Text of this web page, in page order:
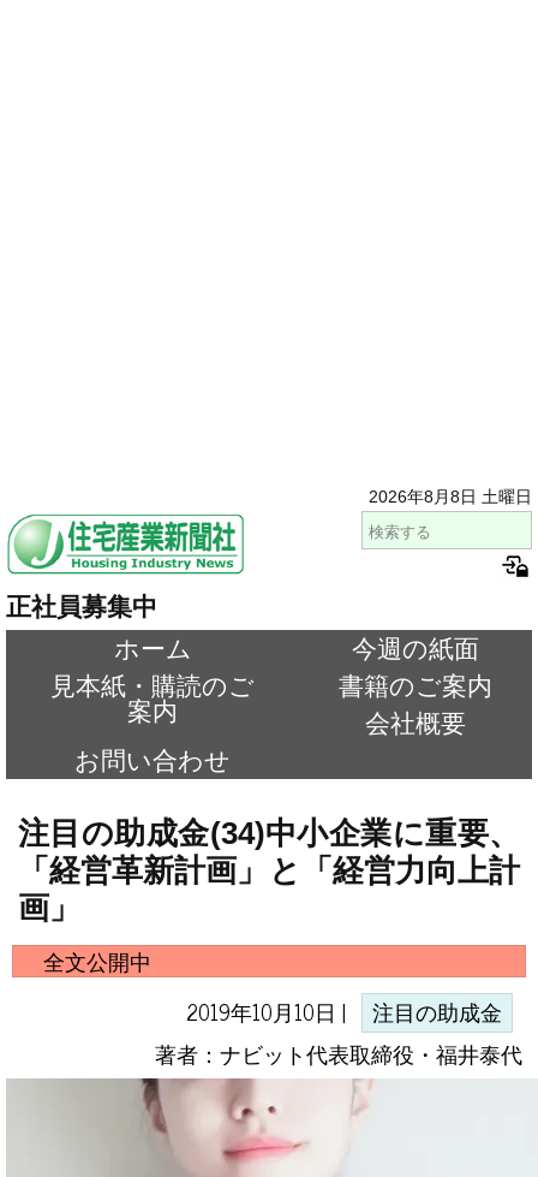
2026年8月8日 土曜日
正社員募集中
ホーム
今週の紙面
見本紙・購読のご
案内
書籍のご案内
会社概要
お問い合わせ
注目の助成金(34)中小企業に重要、
「経営革新計画」と「経営力向上計
画」
全文公開中
2019年10月10日 |
注目の助成金
著者：ナビット代表取締役・福井泰代